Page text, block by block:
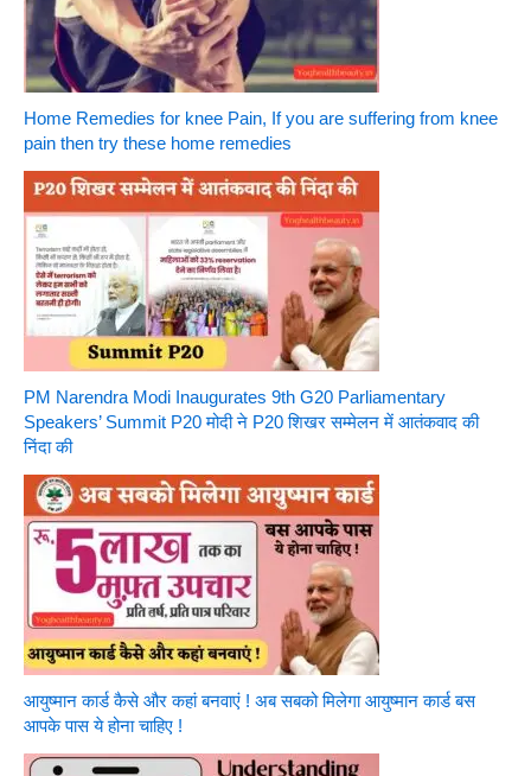
Home Remedies for knee Pain, If you are suffering from knee
pain then try these home remedies
PM Narendra Modi Inaugurates 9th G20 Parliamentary
Speakers’ Summit P20 मोदी ने P20 शिखर सम्मेलन में आतंकवाद की
निंदा की
आयुष्मान कार्ड कैसे और कहां बनवाएं ! अब सबको मिलेगा आयुष्मान कार्ड बस
आपके पास ये होना चाहिए !